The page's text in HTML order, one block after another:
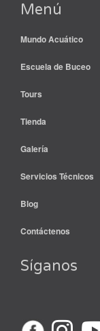
Menú
Mundo Acuático
Escuela de Buceo
Tours
Tienda
Galería
Servicios Técnicos
Blog
Contáctenos
Síganos